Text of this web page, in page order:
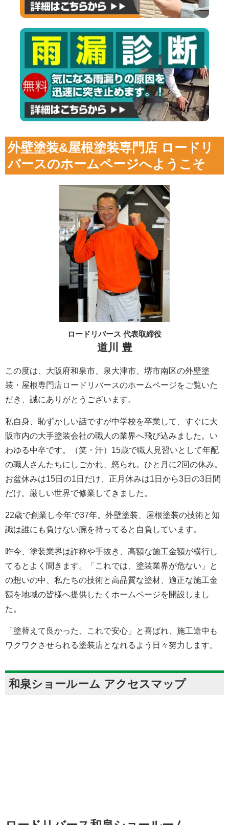
外壁塗装&屋根塗装専門店 ロードリ
バースのホームページへようこそ
ロードリバース 代表取締役
道川 豊
この度は、大阪府和泉市、泉大津市、堺市南区の外壁塗
装・屋根専門店ロードリバースのホームページをご覧いた
だき、誠にありがとうございます。
私自身、恥ずかしい話ですが中学校を卒業して、すぐに大
阪市内の大手塗装会社の職人の業界へ飛び込みました。い
わゆる中卒です。（笑・汗）15歳で職人見習いとして年配
の職人さんたちにしごかれ、怒られ。ひと月に2回の休み。
お盆休みは15日の1日だけ、正月休みは1日から3日の3日間
だけ。厳しい世界で修業してきました。
22歳で創業し今年で37年。外壁塗装、屋根塗装の技術と知
識は誰にも負けない腕を持ってると自負しています。
昨今、塗装業界は詐称や手抜き、高額な施工金額が横行し
てるとよく聞きます。「これでは、塗装業界が危ない」と
の想いの中、私たちの技術と高品質な塗材、適正な施工金
額を地域の皆様へ提供したくホームページを開設しまし
た。
「塗替えて良かった、これで安心」と喜ばれ、施工途中も
ワクワクさせられる塗装店となれるよう日々努力します。
和泉ショールーム アクセスマップ